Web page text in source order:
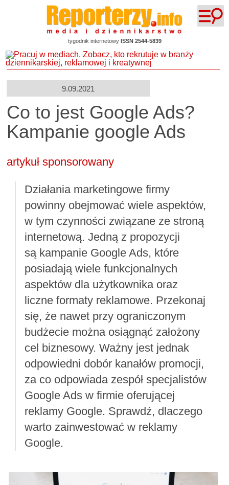
tygodnik internetowy ISSN 2544-5839
9.09.2021
Co to jest Google Ads?
Kampanie google Ads
artykuł sponsorowany
Działania marketingowe firmy
powinny obejmować wiele aspektów,
w tym czynności związane ze stroną
internetową. Jedną z propozycji
są kampanie Google Ads, które
posiadają wiele funkcjonalnych
aspektów dla użytkownika oraz
liczne formaty reklamowe. Przekonaj
się, że nawet przy ograniczonym
budżecie można osiągnąć założony
cel biznesowy. Ważny jest jednak
odpowiedni dobór kanałów promocji,
za co odpowiada zespół specjalistów
Google Ads w firmie oferującej
reklamy Google. Sprawdź, dlaczego
warto zainwestować w reklamy
Google.